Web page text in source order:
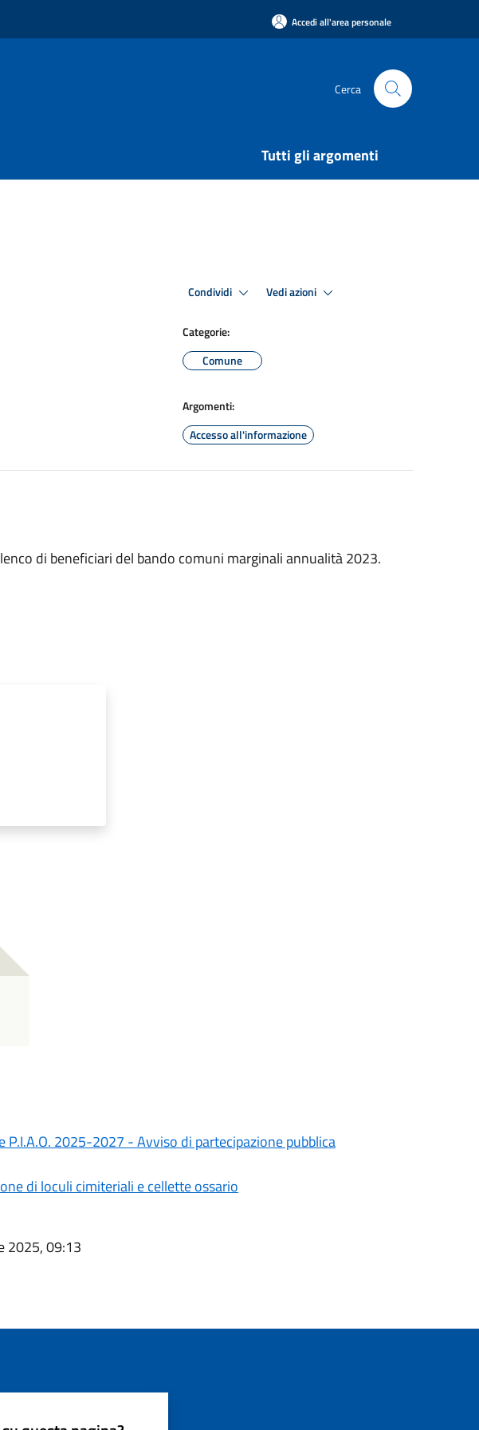
Accedi all'area personale
Cerca
Tutti gli argomenti
Condividi Vedi azioni
Categorie:
Comune
Argomenti:
Accesso all'informazione
di beneficiari del bando comuni marginali annualità 2023.
2025-2027 - Avviso di partecipazione pubblica
di loculi cimiteriali e cellette ossario
2025, 09:13